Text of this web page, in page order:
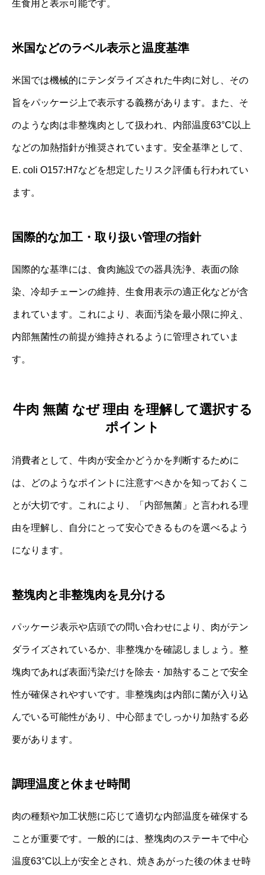
生食用と表示可能です。
米国などのラベル表示と温度基準
米国では機械的にテンダライズされた牛肉に対し、その
旨をパッケージ上で表示する義務があります。また、そ
のような肉は非整塊肉として扱われ、内部温度63°C以上
などの加熱指針が推奨されています。安全基準として、
E. coli O157:H7などを想定したリスク評価も行われてい
ます。
国際的な加工・取り扱い管理の指針
国際的な基準には、食肉施設での器具洗浄、表面の除
染、冷却チェーンの維持、生食用表示の適正化などが含
まれています。これにより、表面汚染を最小限に抑え、
内部無菌性の前提が維持されるように管理されていま
す。
牛肉 無菌 なぜ 理由 を理解して選択する
ポイント
消費者として、牛肉が安全かどうかを判断するために
は、どのようなポイントに注意すべきかを知っておくこ
とが大切です。これにより、「内部無菌」と言われる理
由を理解し、自分にとって安心できるものを選べるよう
になります。
整塊肉と非整塊肉を見分ける
パッケージ表示や店頭での問い合わせにより、肉がテン
ダライズされているか、非整塊かを確認しましょう。整
塊肉であれば表面汚染だけを除去・加熱することで安全
性が確保されやすいです。非整塊肉は内部に菌が入り込
んでいる可能性があり、中心部までしっかり加熱する必
要があります。
調理温度と休ませ時間
肉の種類や加工状態に応じて適切な内部温度を確保する
ことが重要です。一般的には、整塊肉のステーキで中心
温度63°C以上が安全とされ、焼きあがった後の休ませ時